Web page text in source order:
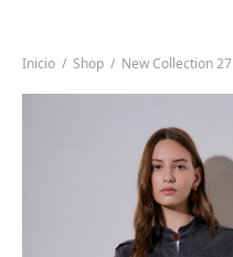
Inicio / Shop / New Collection 27